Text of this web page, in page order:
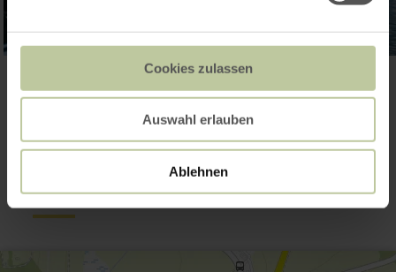
Cookies zulassen
Auswahl erlauben
Ablehnen
Galerie öffnen
Kontakt